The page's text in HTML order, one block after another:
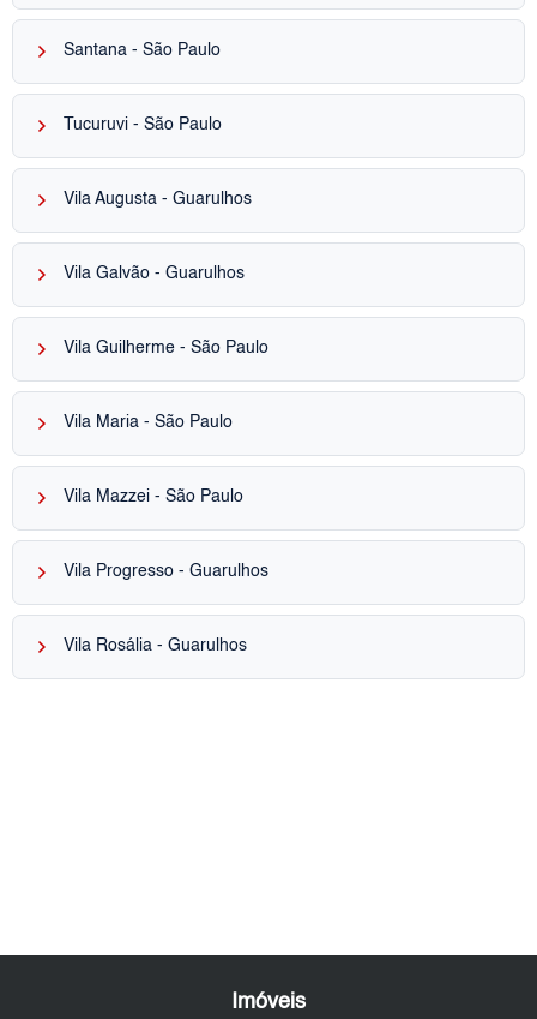
keyboard_arrow_right Santana - São Paulo
keyboard_arrow_right Tucuruvi - São Paulo
keyboard_arrow_right Vila Augusta - Guarulhos
keyboard_arrow_right Vila Galvão - Guarulhos
keyboard_arrow_right Vila Guilherme - São Paulo
keyboard_arrow_right Vila Maria - São Paulo
keyboard_arrow_right Vila Mazzei - São Paulo
keyboard_arrow_right Vila Progresso - Guarulhos
keyboard_arrow_right Vila Rosália - Guarulhos
Imóveis